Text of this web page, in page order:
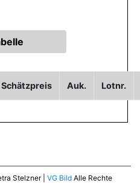
Schätzpreis Auk. Lotnr.
Stelzner | VG Bild Alle Rechte